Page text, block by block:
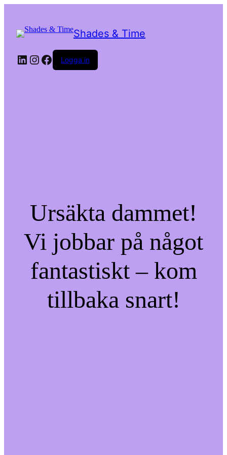
Shades & Time
LinkedIn
Instagram
Facebook
Logga in
Ursäkta dammet!
Vi jobbar på något
fantastiskt – kom
tillbaka snart!